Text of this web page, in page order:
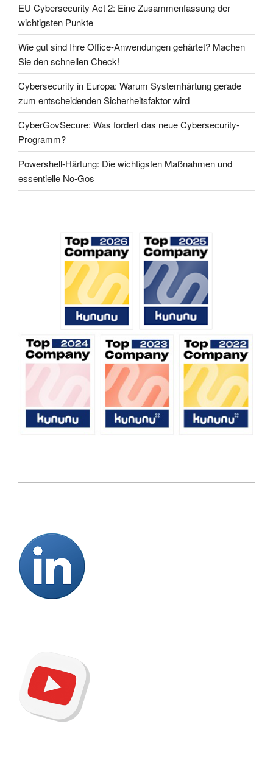
EU Cybersecurity Act 2: Eine Zusammenfassung der
wichtigsten Punkte
Wie gut sind Ihre Office-Anwendungen gehärtet? Machen
Sie den schnellen Check!
Cybersecurity in Europa: Warum Systemhärtung gerade
zum entscheidenden Sicherheitsfaktor wird
CyberGovSecure: Was fordert das neue Cybersecurity-
Programm?
Powershell-Härtung: Die wichtigsten Maßnahmen und
essentielle No-Gos